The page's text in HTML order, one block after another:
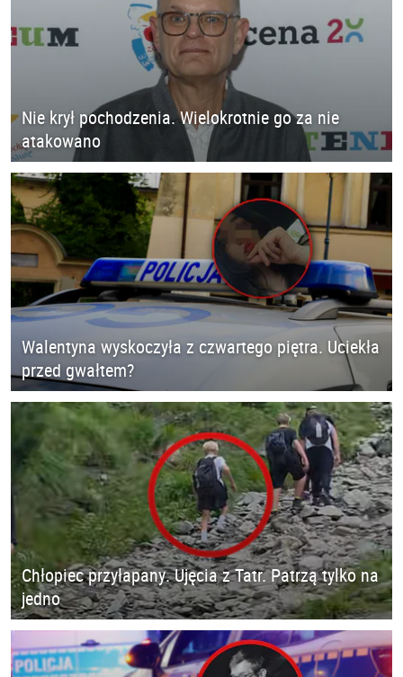
Nie krył pochodzenia. Wielokrotnie go za nie
atakowano
Walentyna wyskoczyła z czwartego piętra. Uciekła
przed gwałtem?
Chłopiec przyłapany. Ujęcia z Tatr. Patrzą tylko na
jedno